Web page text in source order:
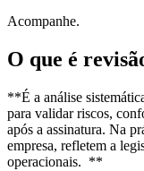
Acompanhe.
O que é
**É a análise
para validar riscos,
após a assinatura. Na
empresa, refletem a
operacionais. **